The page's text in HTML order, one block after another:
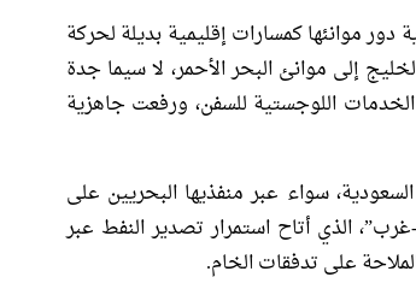
موانئها كمسارات إقليمية بديلة لحركة
إلى موانئ البحر الأحمر، لا سيما جدة
اللوجستية للسفن، ورفعت جاهزية
سواء عبر منفذيها البحريين على
الذي أتاح استمرار تصدير النفط عبر
على تدفقات الخام.